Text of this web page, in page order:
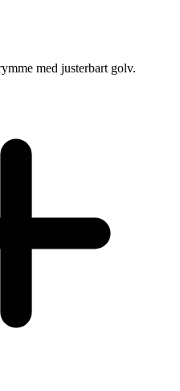
med justerbart golv.